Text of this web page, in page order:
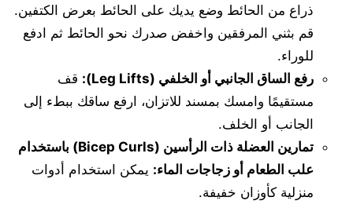
ذراع من الحائط وضع يديك على الحائط بعرض الكتفين.
قم بثني المرفقين واخفض صدرك نحو الحائط ثم ادفع
للوراء.
رفع الساق الجانبي أو الخلفي (Leg Lifts):
قف
مستقيمًا وامسك بمسند للاتزان، ارفع ساقك ببطء إلى
الجانب أو الخلف.
تمارين العضلة ذات الرأسين (Bicep Curls) باستخدام
علب الطعام أو زجاجات الماء: يمكن استخدام أدوات
منزلية كأوزان خفيفة.